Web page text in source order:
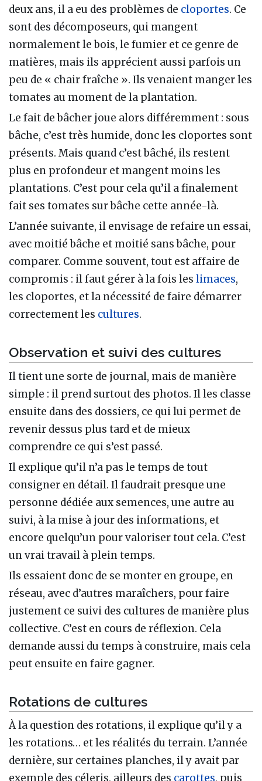
deux ans, il a eu des problèmes de cloportes. Ce
sont des décomposeurs, qui mangent
normalement le bois, le fumier et ce genre de
matières, mais ils apprécient aussi parfois un
peu de « chair fraîche ». Ils venaient manger les
tomates au moment de la plantation.
Le fait de bâcher joue alors différemment : sous
bâche, c’est très humide, donc les cloportes sont
présents. Mais quand c’est bâché, ils restent
plus en profondeur et mangent moins les
plantations. C’est pour cela qu’il a finalement
fait ses tomates sur bâche cette année-là.
L’année suivante, il envisage de refaire un essai,
avec moitié bâche et moitié sans bâche, pour
comparer. Comme souvent, tout est affaire de
compromis : il faut gérer à la fois les limaces,
les cloportes, et la nécessité de faire démarrer
correctement les cultures.
Observation et suivi des cultures
Il tient une sorte de journal, mais de manière
simple : il prend surtout des photos. Il les classe
ensuite dans des dossiers, ce qui lui permet de
revenir dessus plus tard et de mieux
comprendre ce qui s’est passé.
Il explique qu’il n’a pas le temps de tout
consigner en détail. Il faudrait presque une
personne dédiée aux semences, une autre au
suivi, à la mise à jour des informations, et
encore quelqu’un pour valoriser tout cela. C’est
un vrai travail à plein temps.
Ils essaient donc de se monter en groupe, en
réseau, avec d’autres maraîchers, pour faire
justement ce suivi des cultures de manière plus
collective. C’est en cours de réflexion. Cela
demande aussi du temps à construire, mais cela
peut ensuite en faire gagner.
Rotations de cultures
À la question des rotations, il explique qu’il y a
les rotations… et les réalités du terrain. L’année
dernière, sur certaines planches, il y avait par
exemple des céleris, ailleurs des carottes, puis